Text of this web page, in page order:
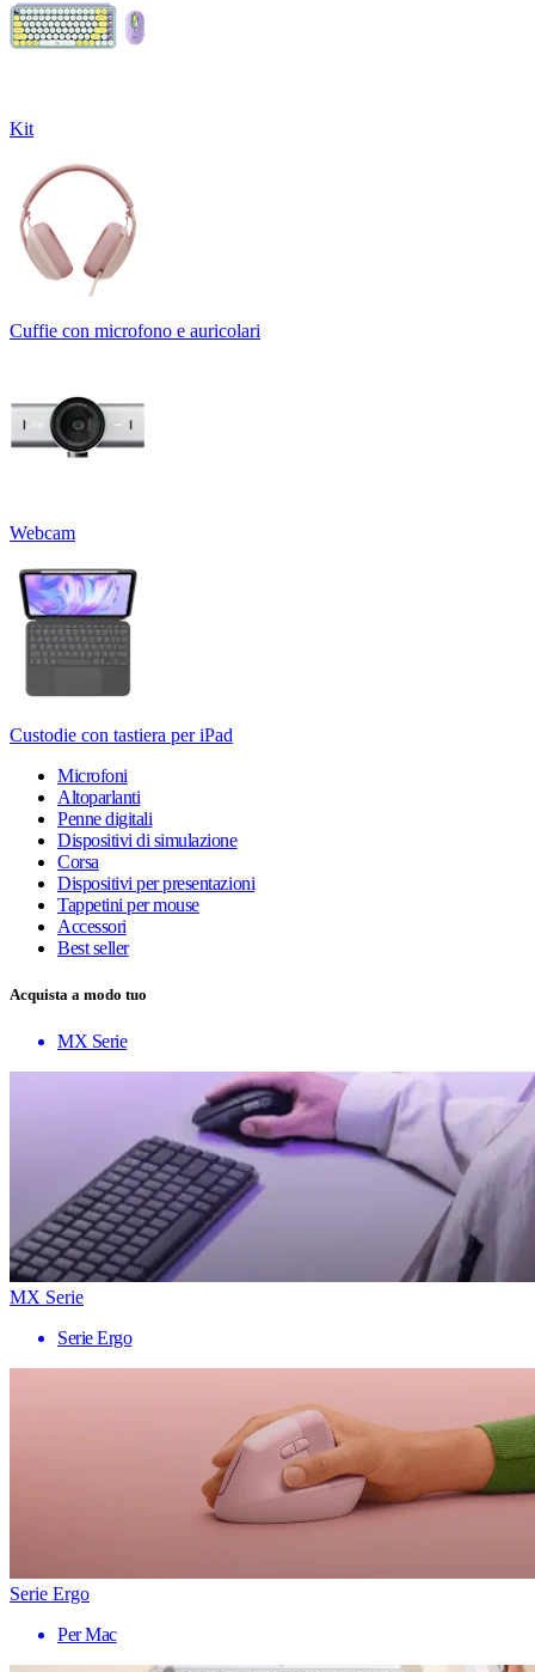
Kit
Cuffie con microfono e auricolari
Webcam
Custodie con tastiera per iPad
Microfoni
Altoparlanti
Penne digitali
Dispositivi di simulazione
Corsa
Dispositivi per presentazioni
Tappetini per mouse
Accessori
Best seller
Acquista a modo tuo
MX Serie
MX Serie
Serie Ergo
Serie Ergo
Per Mac